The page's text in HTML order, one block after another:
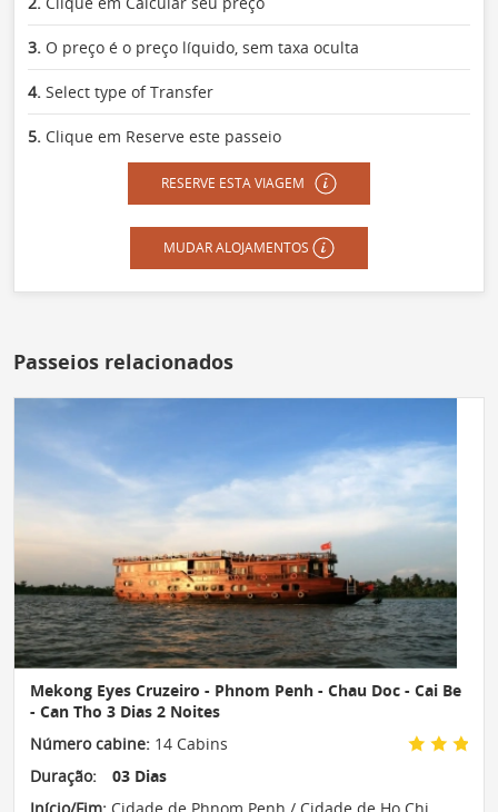
3. O preço é o preço líquido, sem taxa oculta
4. Select type of Transfer
5. Clique em Reserve este passeio
RESERVE ESTA VIAGEM
MUDAR ALOJAMENTOS
Passeios relacionados
Mekong Eyes Cruzeiro - Phnom Penh - Chau Doc - Cai Be
- Can Tho 3 Dias 2 Noites
Número cabine: 14 Cabins
Duração:
03 Dias